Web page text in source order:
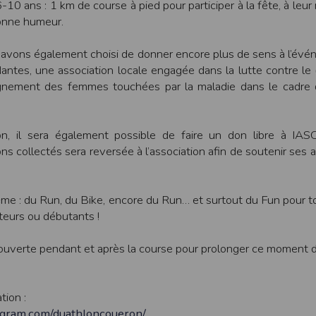
10 ans : 1 km de course à pied pour participer à la fête, à
humeur.
également choisi de donner encore plus de sens à
une association locale engagée dans la lutte contre le
des femmes touchées par la maladie dans le cadre
il sera également possible de faire un don libre à
collectés sera reversée à l’association afin de soutenir ses
: du Run, du Bike, encore du Run… et surtout du Fun pour
ou débutants !
pendant et après la course pour prolonger ce moment
:
suivant :https://www.ovh.com/fr/protection-donnees-personnelles/
et nos serveurs utilisent le protocole HTTPS qui crypte les
stockés en clair dans notre base de données mais sont cryptés
entre nos différents serveurs se font sur un réseau privé
la perte de votre session membre lorsque vous changez de page,
pages.
attentes nous vous invitons à paramétrer votre navigateur en tenant
Outils, puis surOptions Internet.
, cliquez surParamètres
le menu